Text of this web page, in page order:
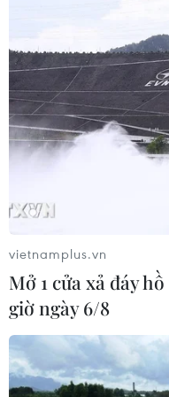
Doanh nghiệp
cao triển vọng hợp
nông nghiệp với Việt
06/08/2026 04:14
Thống đốc Fed
suất nếu lạm phát
nhiệt
Sản lượng vàng của
giảm trong nửa đầu
06/08/2026 03:41
vietnamplus.vn
Mở 1 cửa xả đáy
giờ ngày 6/8